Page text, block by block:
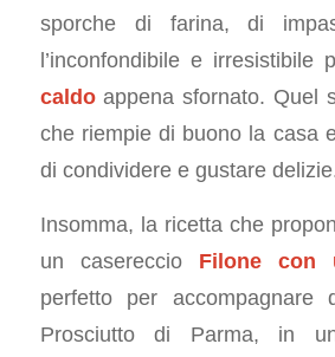
sporche di farina, di
l’inconfondibile e irresistibile
caldoappena sfornato. Quel
che riempie di buono la casa
di condividere e gustare
Insomma, la ricetta che
un casereccio Filone con
perfetto per accompagnare
Prosciutto di Parma, in